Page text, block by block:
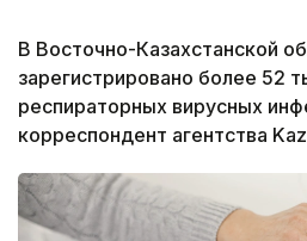
В Восточно-Казахстанской
зарегистрировано более 52
респираторных вирусных
корреспондент агентства